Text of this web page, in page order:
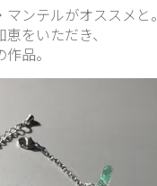
ンテルがオススメと。
をいただき、
品。